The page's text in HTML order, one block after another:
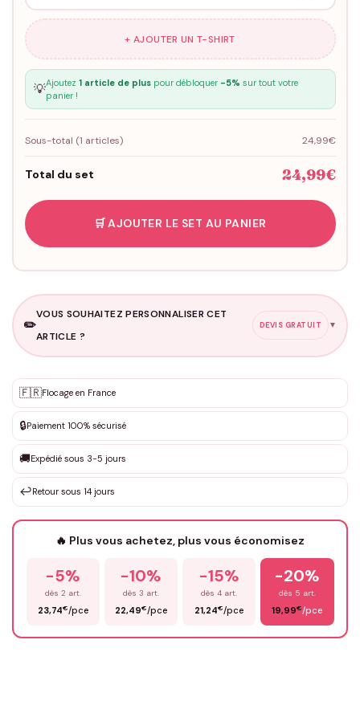
+ AJOUTER UN T-SHIRT
💡Ajoutez 1 article de pluspour débloquer -5% sur tout votre
panier !
Sous-total (1 articles) 24,99€
Total du set 24,99€
🛒 AJOUTER LE SET AU PANIER
✏️
VOUS SOUHAITEZ PERSONNALISER CET
ARTICLE ?
DEVIS GRATUIT ▼
✨ Personnalisation sur mesure
DEVIS GRATUIT · Personnalisation de 3 à 10€ selon la demande
Que souhaitez-vous ?*
Votre texte / idée*
Prénom*
🇫🇷Flocage en France
🔒Paiement 100% sécurisé
🚚Expédié sous 3-5 jours
↩️Retour sous 14 jours
🔥 Plus vous achetez, plus vous économisez
-5%
dès 2 art.
23,74€/pce
-10%
dès 3 art.
22,49€/pce
-15%
dès 4 art.
21,24€/pce
-20%
dès 5 art.
19,99€/pce